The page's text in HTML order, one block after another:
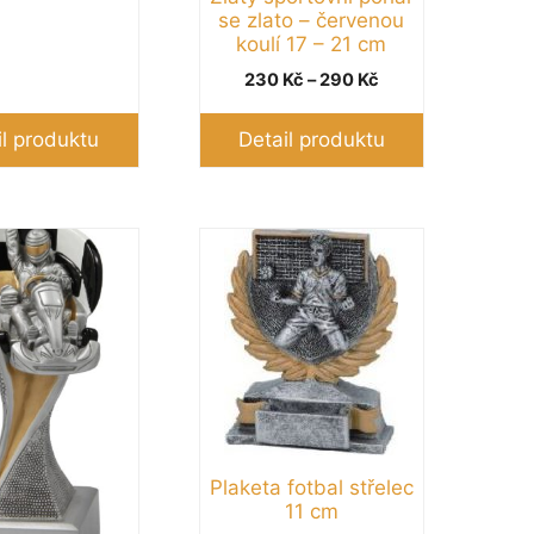
produktu
se zlato – červenou
koulí 17 – 21 cm
230 Kč –290 KčRozpětí
až
Detail produktu
Plaketa fotbal střelec
11 cm